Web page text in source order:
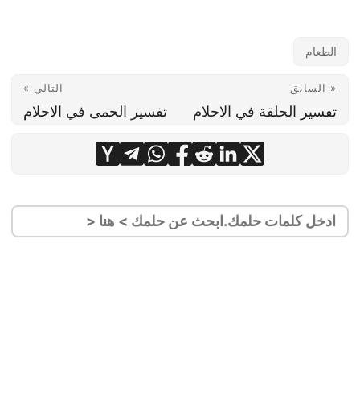
الطعام
« السابق
تفسير الحلقة في الاحلام
التالي »
تفسير الحمى في الاحلام